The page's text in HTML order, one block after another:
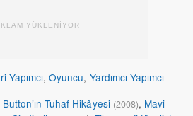
YÜKLENİYOR
Yapımcı,Oyuncu, Yardımcı Yapımcı
Tuhaf Hikâyesi (2008), Mavi